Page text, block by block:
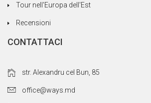
Tour nell'Europa dell'Est
Recensioni
CONTATTACI
str. Alexandru cel Bun, 85
office@ways.md